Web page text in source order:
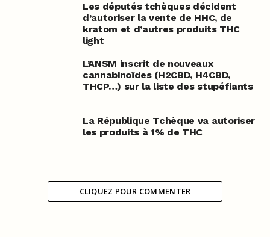
Les députés tchèques décident
d’autoriser la vente de HHC, de
kratom et d’autres produits THC
light
L’ANSM inscrit de nouveaux
cannabinoïdes (H2CBD, H4CBD,
THCP…) sur la liste des stupéfiants
La République Tchèque va autoriser
les produits à 1% de THC
CLIQUEZ POUR COMMENTER